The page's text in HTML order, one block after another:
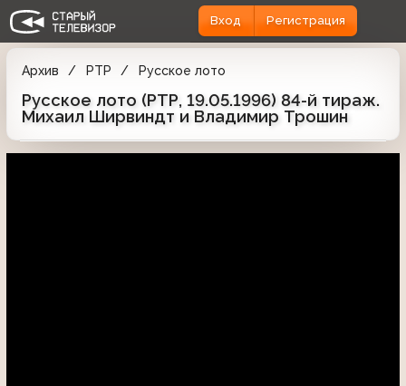
Вход Регистрация
Архив РТР Русское лото
Русское лото (РТР, 19.05.1996) 84-й тираж.
Михаил Ширвиндт и Владимир Трошин